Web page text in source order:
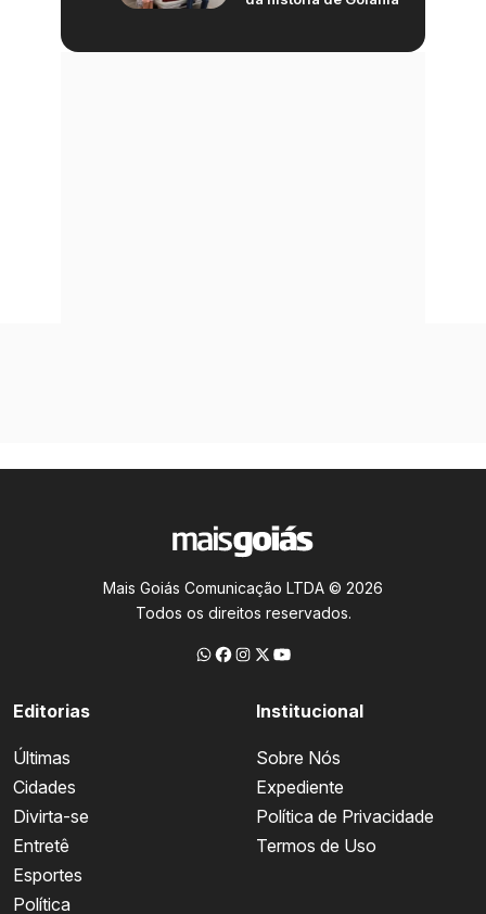
Mais Goiás Comunicação LTDA © 2026
Todos os direitos reservados.
Editorias
Últimas
Cidades
Divirta-se
Entretê
Esportes
Política
Institucional
Sobre Nós
Expediente
Política de Privacidade
Termos de Uso